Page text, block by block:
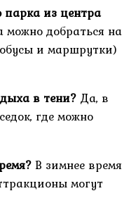
парка из центра
можно добраться на
и маршрутки)
в тени? Да, в
где можно
В зимнее время
могут